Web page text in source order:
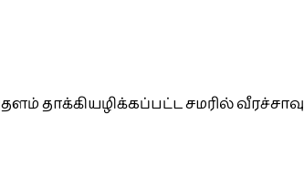
தாக்கியழிக்கப்பட்ட சமரில் வீரச்சாவு